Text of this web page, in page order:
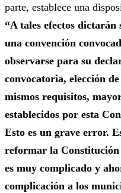
parte, establece una
“A tales efectos
una convención
observarse para su
convocatoria, elección
mismos requisitos,
establecidos por esta
Esto es un grave error.
reformar la
es muy complicado y
complicación a los